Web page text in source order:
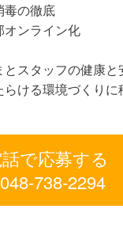
毒の徹底
オンライン化
スタッフの健康と
ける環境づくりに
で応募する
048-738-2294